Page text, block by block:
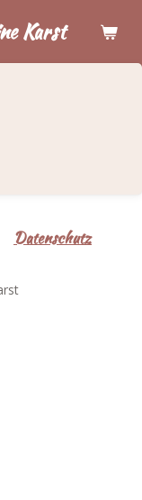
Karst
Datenschutz